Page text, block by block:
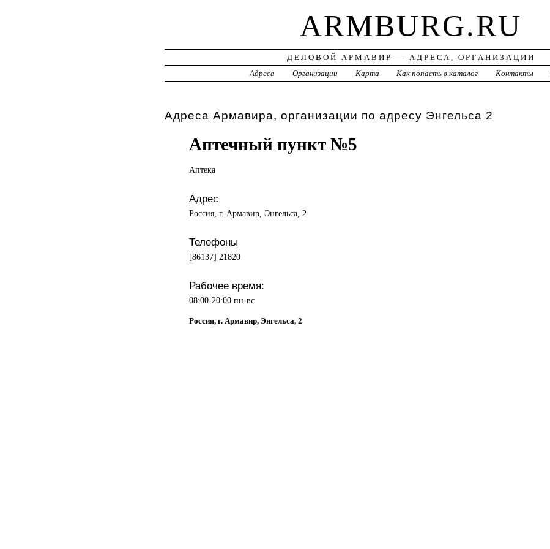
ARMBURG.RU
ДЕЛОВОЙ АРМАВИР — АДРЕСА, ОРГАНИЗАЦИИ
Адреса
Организации Карта Как попасть в каталог Контакты
Адреса Армавира, организации по адресу Энгельса 2
Аптечный пункт №5
Аптека
Адрес
Россия, г. Армавир, Энгельса, 2
Телефоны
[86137] 21820
Рабочее время:
08:00-20:00 пн-вс
Россия, г. Армавир, Энгельса, 2